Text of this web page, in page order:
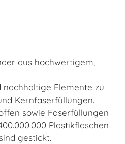
aus hochwertigem,
nachhaltige Elemente zu
Kernfaserfüllungen.
sowie Faserfüllungen
Plastikflaschen
gestickt.